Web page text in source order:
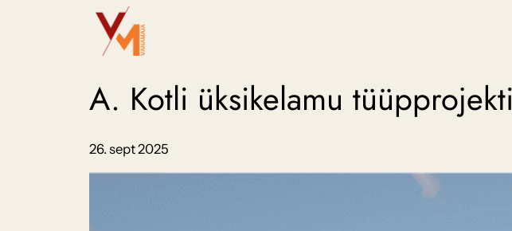
A. Kotli üksikelamu
26. sept 2025